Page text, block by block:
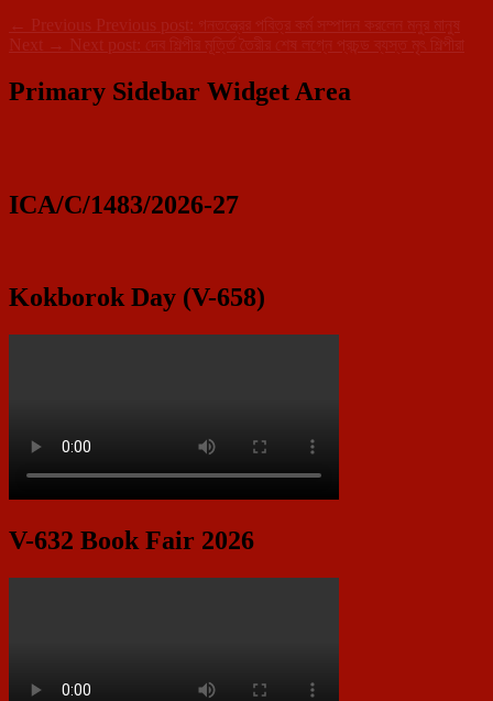
← Previous Previous post:
গনতন্ত্রের পবিত্র কর্ম সম্পাদন করলেন মনুর মানুষ
Next → Next post: দেব শিল্পীর মূর্ত্তি তৈরীর শেষ লগ্নে প্রচন্ড ব্যস্ত মৃৎ শিল্পীরা
Primary Sidebar Widget Area
ICA/C/1483/2026-27
Kokborok Day (V-658)
V-632 Book Fair 2026